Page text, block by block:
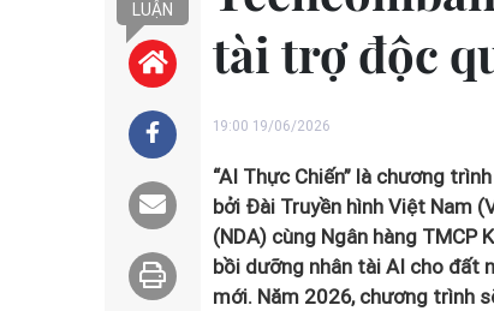
LUẬN
tài trợ độc
19:00 19/06/2026
“AI Thực Chiến” là chương
bởi Đài Truyền hình Việt Nam
(NDA) cùng Ngân hàng TMCP
bồi dưỡng nhân tài AI cho đất
mới. Năm 2026, chương trình